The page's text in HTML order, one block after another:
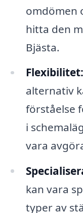
omdömen
hitta den
Bjästa.
Flexibilitet:
alternativ
förståelse
i
vara
kan vara
typer av